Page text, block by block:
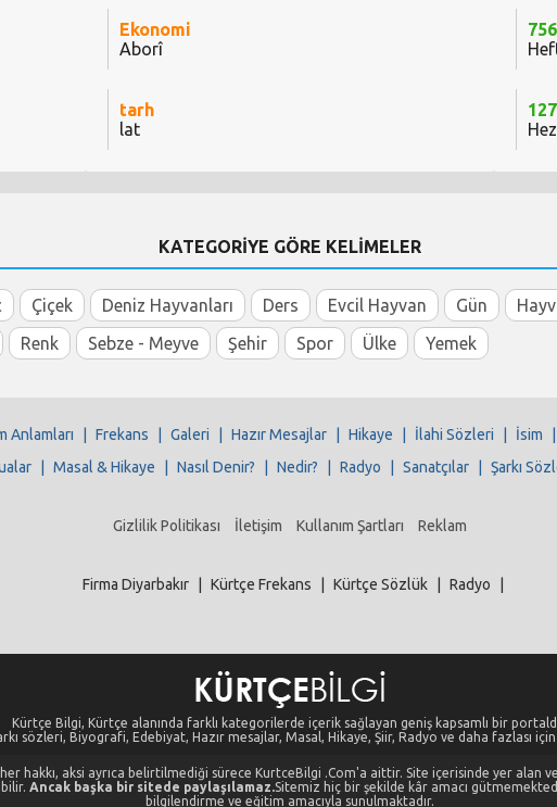
Ekonomi
Aborî
tarh
lat
KATEGORİYE GÖRE KELİMELER
Çiçek Deniz Hayvanları Ders Evcil Hayvan Gün
Renk Sebze - Meyve Şehir Spor Ülke Yemek
Anlamları Frekans Galeri Hazır Mesajlar Hikaye İlahi Sözleri İsim
Masal & Hikaye Nasıl Denir? Nedir? Radyo Sanatçılar Şarkı
Gizlilik Politikası İletişim Kullanım Şartları Reklam
Firma Diyarbakır Kürtçe Frekans Kürtçe Sözlük Radyo
Kürtçe Bilgi, Kürtçe alanında farklı kategorilerde içerik sağlayan geniş kapsamlı bir
sözleri, Biyografi, Edebiyat, Hazır mesajlar, Masal, Hikaye, Şiir, Radyo ve daha fazlası
hakkı, aksi ayrıca belirtilmediği sürece KurtceBilgi .Com'a aittir. Site içerisinde yer alan
Ancak başka bir sitede paylaşılamaz.Sitemiz hiç bir şekilde kâr amacı
bilgilendirme ve eğitim amacıyla sunulmaktadır.